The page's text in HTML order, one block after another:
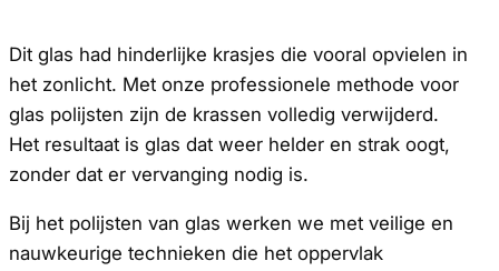
Dit glas had hinderlijke krasjes die vooral opvielen in
het zonlicht. Met onze professionele methode voor
glas polijsten zijn de krassen volledig verwijderd.
Het resultaat is glas dat weer helder en strak oogt,
zonder dat er vervanging nodig is.
Bij het polijsten van glas werken we met veilige en
nauwkeurige technieken die het oppervlak